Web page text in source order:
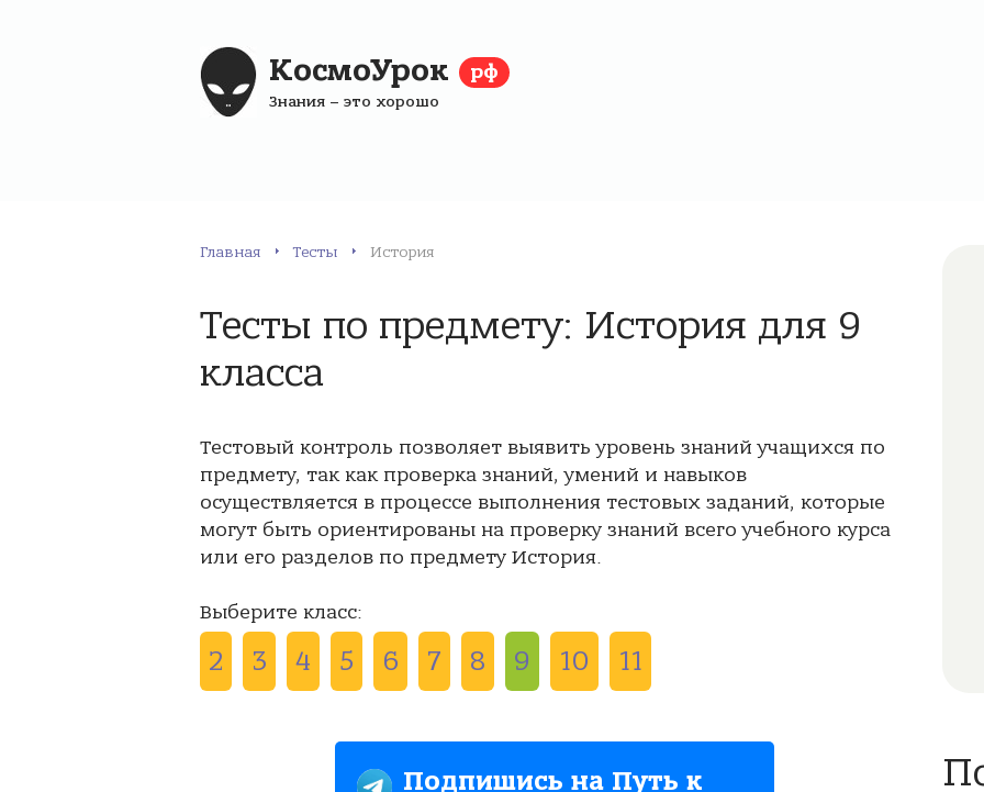
КосмоУрок рф
Знания – это хорошо
Главная Тесты История
Тесты по предмету: История для 9
класса
Тестовый контроль позволяет выявить уровень знаний учащихся по
предмету, так как проверка знаний, умений и навыков
осуществляется в процессе выполнения тестовых заданий, которые
могут быть ориентированы на проверку знаний всего учебного курса
или его разделов по предмету История.
Выберите класс:
2 3 4 5 6 7 8 9 10 11
Подпишись на Путь к